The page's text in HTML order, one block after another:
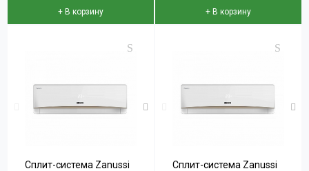
+ В корзину + В корзину
Сплит-система Zanussi
Сплит-система Zanussi